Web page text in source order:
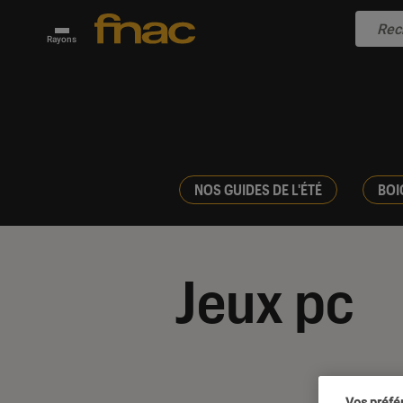
Rayons
NOS GUIDES DE L'ÉTÉ
Jeux pc